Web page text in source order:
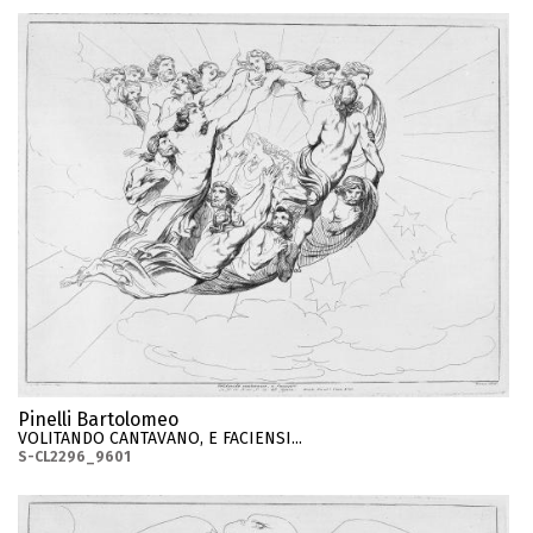
Pinelli Bartolomeo
VOLITANDO CANTAVANO, E FACIENSI...
S-CL2296_9601